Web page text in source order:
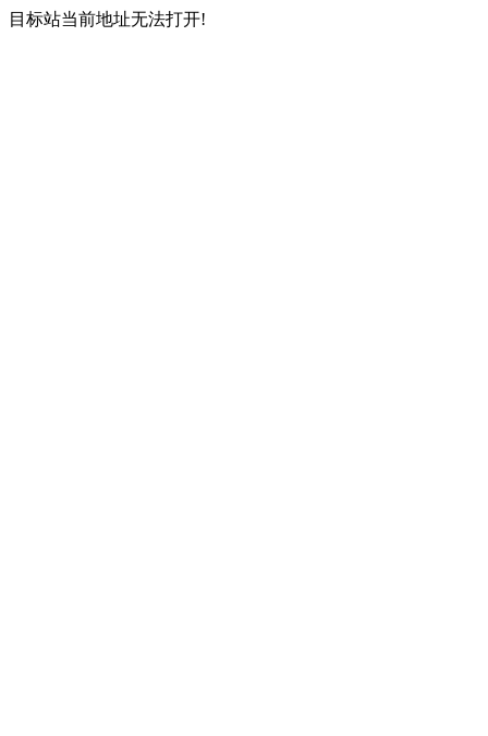
目标站当前地址无法打开!